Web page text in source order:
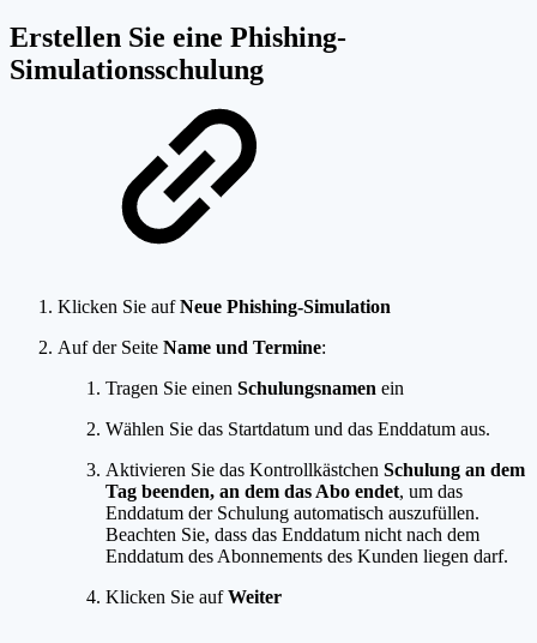
Erstellen Sie eine Phishing-
Simulationsschulung
Klicken Sie aufNeue Phishing-Simulation
Auf der Seite Name und Termine:
Tragen Sie einen Schulungsnamen ein
Wählen Sie das Startdatum und das Enddatum aus.
Aktivieren Sie das Kontrollkästchen Schulung an dem
Tag beenden, an dem das Abo endet, um das
Enddatum der Schulung automatisch auszufüllen.
Beachten Sie, dass das Enddatum nicht nach dem
Enddatum des Abonnements des Kunden liegen darf.
Klicken Sie aufWeiter